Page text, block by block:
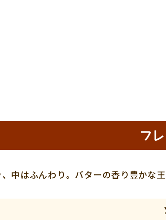
フ
中はふんわり。バターの香り豊かな王